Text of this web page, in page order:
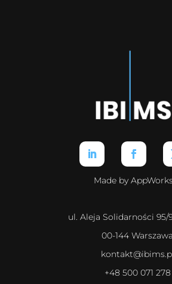
Made by
ul. Aleja Solidarności 95/
00-144 Warszawa
+48 500 071 278